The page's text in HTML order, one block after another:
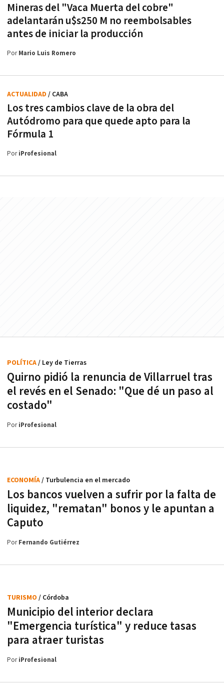
Mineras del "Vaca Muerta del cobre"
adelantarán u$s250 M no reembolsables
antes de iniciar la producción
PorMario Luis Romero
Los tres cambios clave de la obra del
Autódromo para que quede apto para la
Fórmula 1
ACTUALIDAD / CABA
PoriProfesional
Quirno pidió la renuncia de Villarruel tras
el revés en el Senado: "Que dé un paso al
costado"
POLÍTICA/ Ley de Tierras
PoriProfesional
Los bancos vuelven a sufrir por la falta de
liquidez, "rematan" bonos y le apuntan a
Caputo
ECONOMÍA/ Turbulencia en el mercado
PorFernando Gutiérrez
Municipio del interior declara
"Emergencia turística" y reduce tasas
para atraer turistas
TURISMO / Córdoba
PoriProfesional